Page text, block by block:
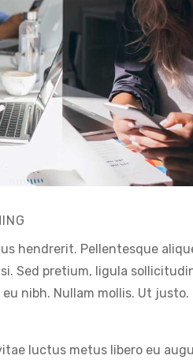
hendrerit. Pellentesque
Sed pretium, ligula
nibh. Nullam mollis. Ut justo.
luctus metus libero eu